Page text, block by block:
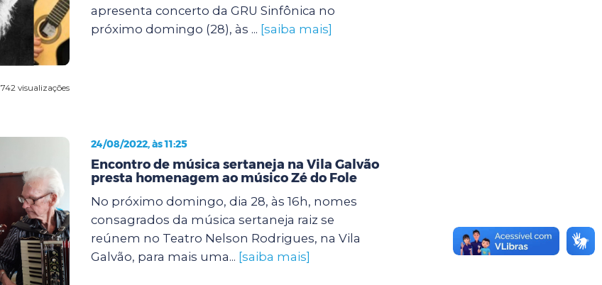
742 visualizações
apresenta concerto da GRU Sinfônica no
próximo domingo (28), às ... [saiba mais]
24/08/2022, às 11:25
Encontro de música sertaneja na Vila Galvão
presta homenagem ao músico Zé do Fole
No próximo domingo, dia 28, às 16h, nomes
consagrados da música sertaneja raiz se
reúnem no Teatro Nelson Rodrigues, na Vila
Galvão, para mais uma... [saiba mais]